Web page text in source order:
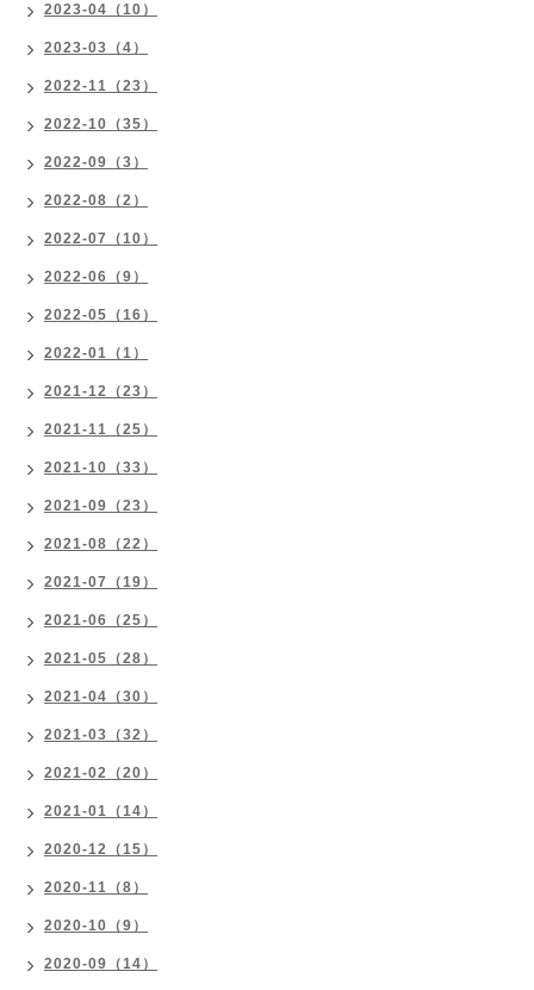
2023-04（10）
2023-03（4）
2022-11（23）
2022-10（35）
2022-09（3）
2022-08（2）
2022-07（10）
2022-06（9）
2022-05（16）
2022-01（1）
2021-12（23）
2021-11（25）
2021-10（33）
2021-09（23）
2021-08（22）
2021-07（19）
2021-06（25）
2021-05（28）
2021-04（30）
2021-03（32）
2021-02（20）
2021-01（14）
2020-12（15）
2020-11（8）
2020-10（9）
2020-09（14）